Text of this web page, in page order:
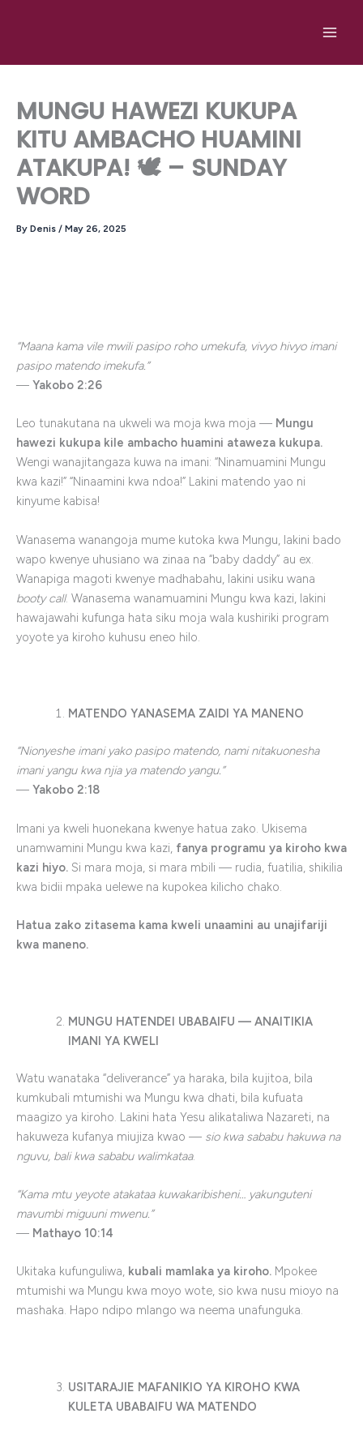
MUNGU HAWEZI KUKUPA
KITU AMBACHO HUAMINI
ATAKUPA! 🕊️ – SUNDAY
WORD
By Denis / May 26, 2025
“Maana kama vile mwili pasipo roho umekufa, vivyo hivyo imani
pasipo matendo imekufa.”
— Yakobo 2:26
Leo tunakutana na ukweli wa moja kwa moja — Mungu
hawezi kukupa kile ambacho huamini ataweza kukupa.
Wengi wanajitangaza kuwa na imani: “Ninamuamini Mungu
kwa kazi!” “Ninaamini kwa ndoa!” Lakini matendo yao ni
kinyume kabisa!
Wanasema wanangoja mume kutoka kwa Mungu, lakini bado
wapo kwenye uhusiano wa zinaa na “baby daddy” au ex.
Wanapiga magoti kwenye madhabahu, lakini usiku wana
booty call. Wanasema wanamuamini Mungu kwa kazi, lakini
hawajawahi kufunga hata siku moja wala kushiriki program
yoyote ya kiroho kuhusu eneo hilo.
MATENDO YANASEMA ZAIDI YA MANENO
“Nionyeshe imani yako pasipo matendo, nami nitakuonesha
imani yangu kwa njia ya matendo yangu.”
— Yakobo 2:18
Imani ya kweli huonekana kwenye hatua zako. Ukisema
unamwamini Mungu kwa kazi, fanya programu ya kiroho kwa
kazi hiyo. Si mara moja, si mara mbili — rudia, fuatilia, shikilia
kwa bidii mpaka uelewe na kupokea kilicho chako.
Hatua zako zitasema kama kweli unaamini au unajifariji
kwa maneno.
MUNGU HATENDEI UBABAIFU — ANAITIKIA
IMANI YA KWELI
Watu wanataka “deliverance” ya haraka, bila kujitoa, bila
kumkubali mtumishi wa Mungu kwa dhati, bila kufuata
maagizo ya kiroho. Lakini hata Yesu alikataliwa Nazareti, na
hakuweza kufanya miujiza kwao — sio kwa sababu hakuwa na
nguvu, bali kwa sababu walimkataa.
“Kama mtu yeyote atakataa kuwakaribisheni… yakunguteni
mavumbi miguuni mwenu.”
— Mathayo 10:14
Ukitaka kufunguliwa, kubali mamlaka ya kiroho. Mpokee
mtumishi wa Mungu kwa moyo wote, sio kwa nusu mioyo na
mashaka. Hapo ndipo mlango wa neema unafunguka.
USITARAJIE MAFANIKIO YA KIROHO KWA
KULETA UBABAIFU WA MATENDO